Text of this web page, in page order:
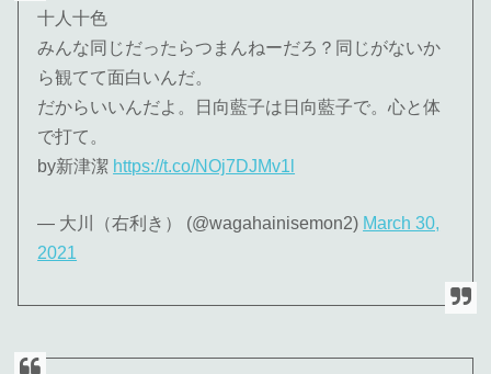
十人十色
みんな同じだったらつまんねーだろ？同じがないか
ら観てて面白いんだ。
だからいいんだよ。日向藍子は日向藍子で。心と体
で打て。
by新津潔 https://t.co/NOj7DJMv1l
— 大川（右利き） (@wagahainisemon2) March 30,
2021